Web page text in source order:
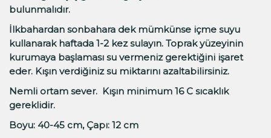
bulunmalıdır.
İlkbahardan sonbahara dek mümkünse içme suyu
kullanarak haftada 1-2 kez sulayın. Toprak yüzeyinin
kurumaya başlaması su vermeniz gerektiğini işaret
eder. Kışın verdiğiniz su miktarını azaltabilirsiniz.
Nemli ortam sever. Kışın minimum 16 C sıcaklık
gereklidir.
Boyu: 40-45 cm, Çapı: 12 cm